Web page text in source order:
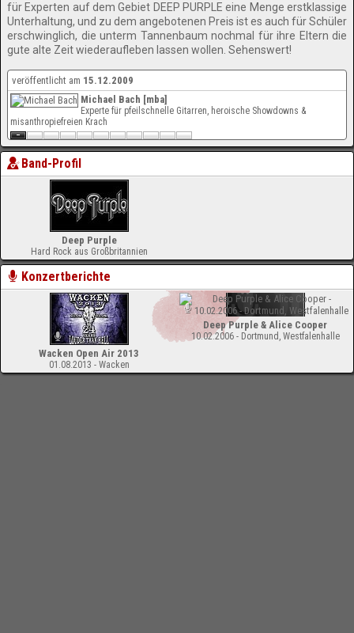
für Experten auf dem Gebiet DEEP PURPLE eine Menge erstklassige
Unterhaltung, und zu dem angebotenen Preis ist es auch für Schüler
erschwinglich, die unterm Tannenbaum nochmal für ihre Eltern die
gute alte Zeit wiederaufleben lassen wollen. Sehenswert!
veröffentlicht am 15.12.2009
Michael Bach [mba]
Experte für pfeilschnelle Gitarren, heroische Showdowns &
misanthropiefreien Krach
Band-Profil
Deep Purple
Hard Rock aus Großbritannien
Konzertberichte
Wacken Open Air 2013
01.08.2013 - Wacken
Deep Purple & Alice Cooper
10.02.2006 - Dortmund, Westfalenhalle